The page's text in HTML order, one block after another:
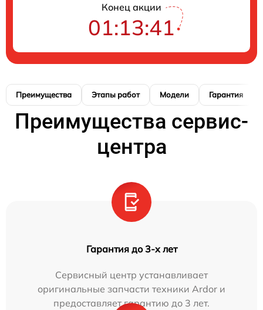
Конец акции
01:13:41
Преимущества Этапы работ Модели Гарантия
Преимущества сервис-
центра
Гарантия до 3-х лет
Сервисный центр устанавливает
оригинальные запчасти техники Ardor и
предоставляет гарантию до 3 лет.